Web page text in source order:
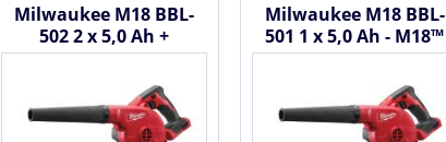
Milwaukee M18 BBL-
502 2 x 5,0 Ah +
Ladegerät - M18™ Akku-
Gebläse 18 V
Milwaukee M18 BBL-
501 1 x 5,0 Ah - M18™
Akku-Gebläse 18 V